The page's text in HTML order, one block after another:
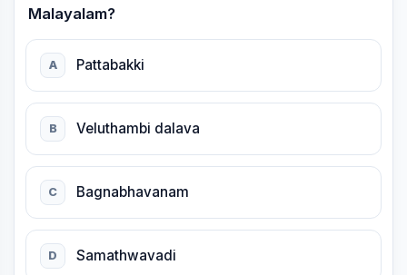
Malayalam?
A Pattabakki
B Veluthambi dalava
C Bagnabhavanam
D Samathwavadi